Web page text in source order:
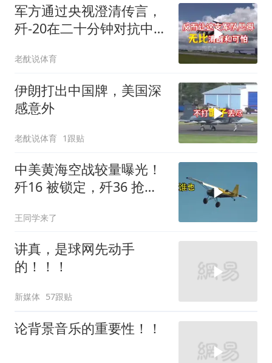
军方通过央视澄清传言，
歼-20在二十分钟对抗中被
老酖说体育
伊朗打出中国牌，美国深
感意外
老酖说体育 1跟贴
中美黄海空战较量曝光！
歼16 被锁定，歼36 抢先
王同学来了
讲真，是球网先动手
的！！！
新媒体 57跟贴
论背景音乐的重要性！！